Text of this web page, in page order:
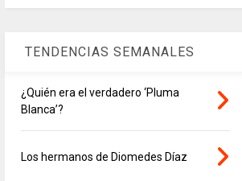
TENDENCIAS SEMANALES
¿Quién era el verdadero ‘Pluma
Blanca’?
Los hermanos de Diomedes Díaz